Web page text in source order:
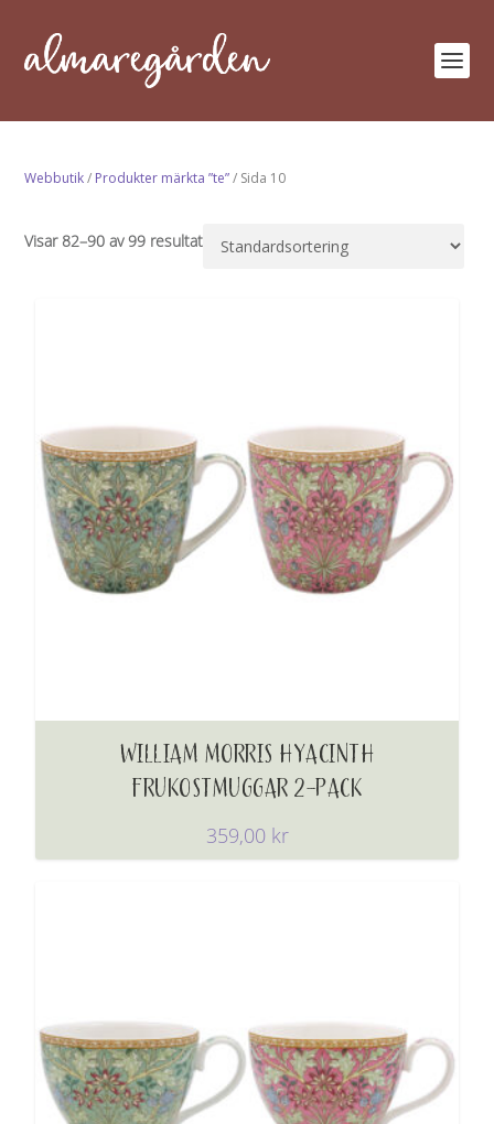
Webbutik/ Produkter märkta ”te”/ Sida 10
Visar 82–90 av 99 resultat
WILLIAM MORRIS HYACINTH
FRUKOSTMUGGAR 2-PACK
359,00 kr